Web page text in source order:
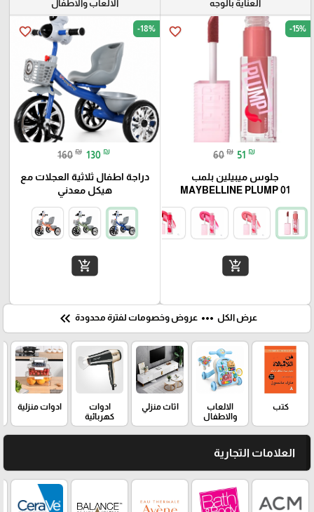
العناية بالوجه
favorite_border -15%
60 ₪ 51 ₪
جلوس ميبيلين بلمب
MAYBELLINE PLUMP 01
add_shopping_cart
الالعاب والاطفال
favorite_border -18%
160 ₪ 130 ₪
دراجة اطفال ثلاثية العجلات مع
هيكل معدني
add_shopping_cart
عرض الكل more_horiz عروض وخصومات لفترة محدودة keyboard_double_arrow_left
كتب
الالعاب
والاطفال
اثاث منزلي
ادوات
كهربائية
ادوات منزلية
العلامات التجارية